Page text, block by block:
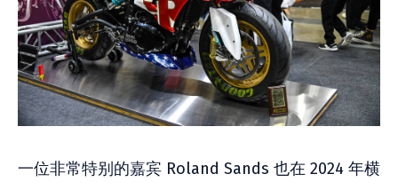
一位非常特别的嘉宾 Roland Sands 也在 2024 年横